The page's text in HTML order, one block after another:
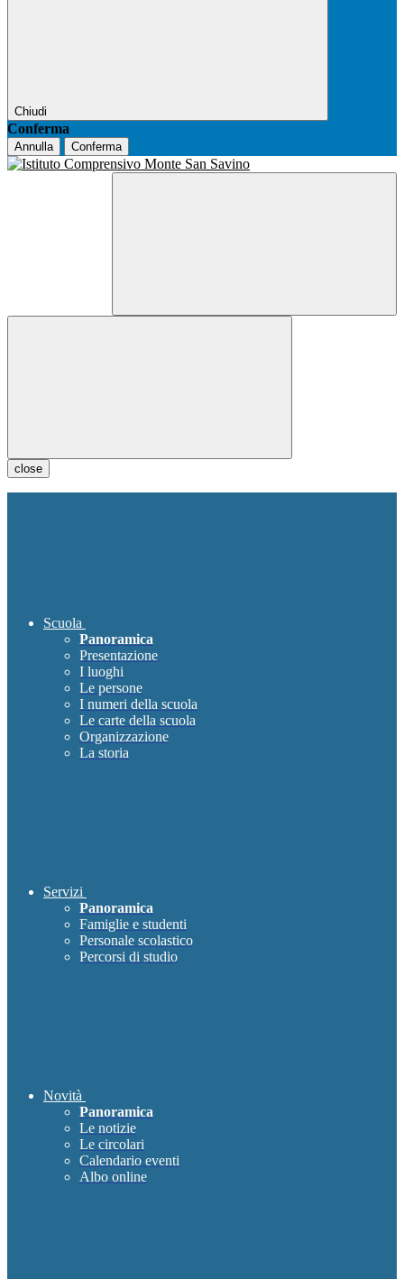
Chiudi
Conferma
Annulla Conferma
close
Scuola
Panoramica
Presentazione
I luoghi
Le persone
I numeri della scuola
Le carte della scuola
Organizzazione
La storia
Servizi
Panoramica
Famiglie e studenti
Personale scolastico
Percorsi di studio
Novità
Panoramica
Le notizie
Le circolari
Calendario eventi
Albo online